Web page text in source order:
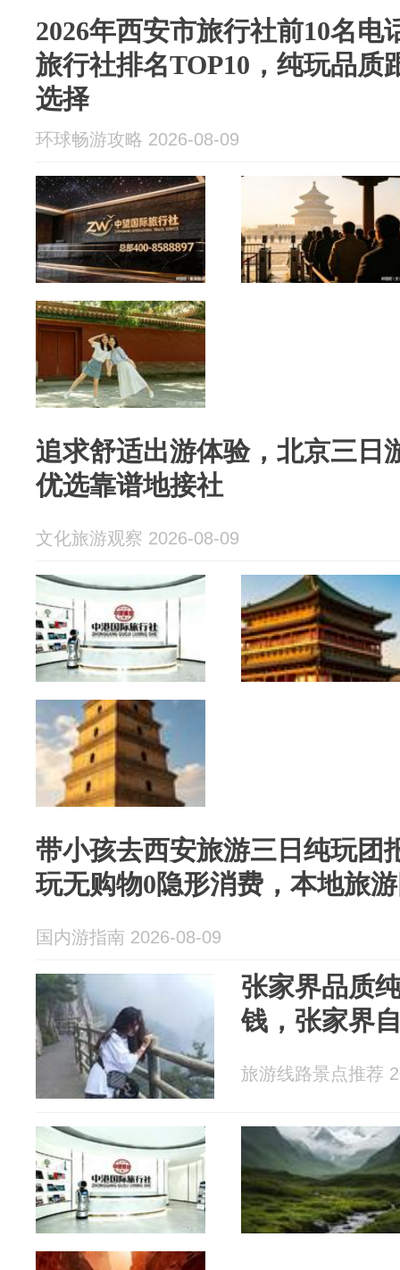
2026年西安市旅行社前10名电
旅行社排名TOP10，纯玩品质
选择
环球畅游攻略 2026-08-09
追求舒适出游体验，北京三日
优选靠谱地接社
文化旅游观察 2026-08-09
带小孩去西安旅游三日纯玩团
玩无购物0隐形消费，本地旅
国内游指南 2026-08-09
张家界品质
钱，张家界
旅游线路景点推荐